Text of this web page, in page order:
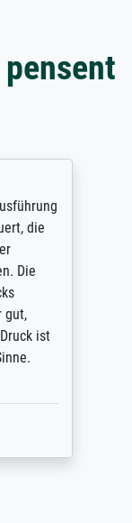
die
Die
gut,
ist